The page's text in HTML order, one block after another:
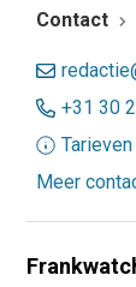
Contact
+31 30
Tarieven
Meer